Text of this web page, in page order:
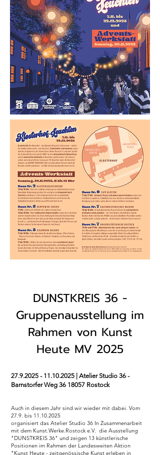
DUNSTKREIS 36 -
Gruppenausstellung im
Rahmen von Kunst
Heute MV 2025
27.9.2025 - 11.10.2025 | Atelier Studio 36 -
Barnstorfer Weg 36 18057 Rostock
Auch in diesem Jahr sind wir wieder mit dabei. Vom
27.9. bis 11.10.2025
organisiert das Atelier Studio 36 In Zusammenarbeit
mit dem Kunst.Werke.Rostock e.V. die Ausstellung
"DUNSTKREIS 36" und zeigen 13 künstlerische
Positionen im Rahmen der Landesweiten Aktion
"Kunst Heute - zeitgenössische Kunst erleben in